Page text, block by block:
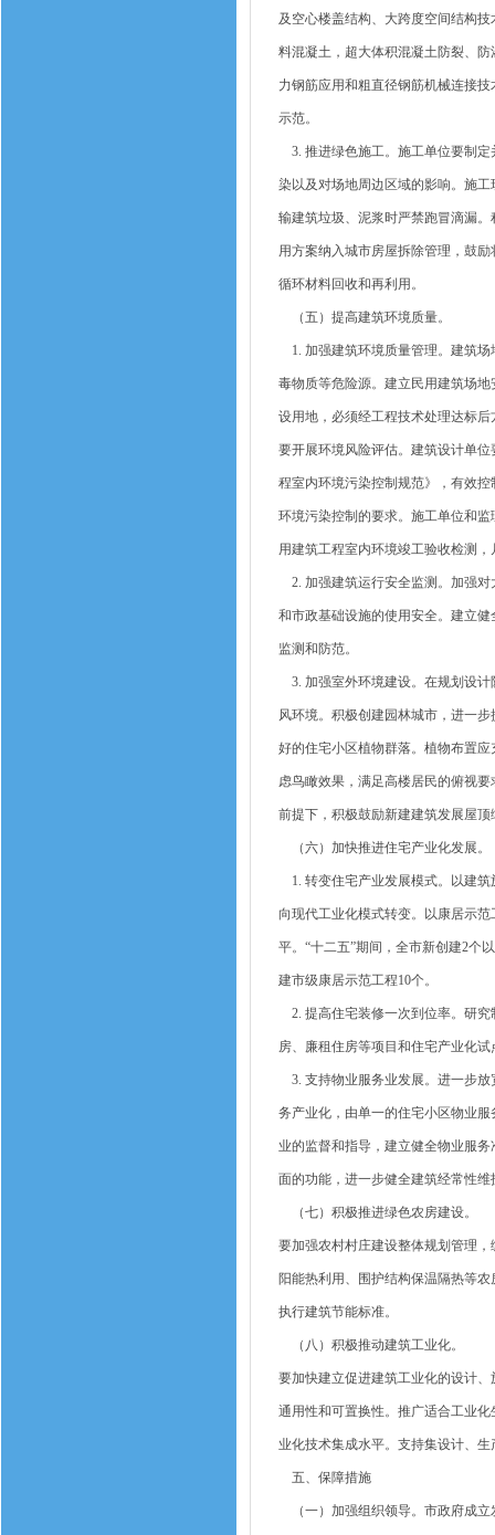
及空心楼盖结构、大跨度空间结构
料混凝土，超大体积混凝土防裂、
力钢筋应用和粗直径钢筋机械连接
示范。
3. 推进绿色施工。施工单位要制定
染以及对场地周边区域的影响。施
输建筑垃圾、泥浆时严禁跑冒滴漏
用方案纳入城市房屋拆除管理，鼓
循环材料回收和再利用。
（五）提高建筑环境质量。
1. 加强建筑环境质量管理。建筑场
毒物质等危险源。建立民用建筑场
设用地，必须经工程技术处理达标
要开展环境风险评估。建筑设计单
程室内环境污染控制规范》，有效
环境污染控制的要求。施工单位和
用建筑工程室内环境竣工验收检测
2. 加强建筑运行安全监测。加强对
和市政基础设施的使用安全。建立
监测和防范。
3. 加强室外环境建设。在规划设计
风环境。积极创建园林城市，进一
好的住宅小区植物群落。植物布置
虑鸟瞰效果，满足高楼居民的俯视
前提下，积极鼓励新建建筑发展屋
（六）加快推进住宅产业化发展。
1. 转变住宅产业发展模式。以建筑
向现代工业化模式转变。以康居示
平。“十二五”期间，全市新创建2个
建市级康居示范工程10个。
2. 提高住宅装修一次到位率。研究
房、廉租住房等项目和住宅产业化
3. 支持物业服务业发展。进一步放
务产业化，由单一的住宅小区物业
业的监督和指导，建立健全物业服
面的功能，进一步健全建筑经常性
（七）积极推进绿色农房建设。
要加强农村村庄建设整体规划管理
阳能热利用、围护结构保温隔热等
执行建筑节能标准。
（八）积极推动建筑工业化。
要加快建立促进建筑工业化的设计
通用性和可置换性。推广适合工业
业化技术集成水平。支持集设计、
五、保障措施
（一）加强组织领导。市政府成立